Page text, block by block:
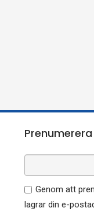
Genom att
lagrar din e-